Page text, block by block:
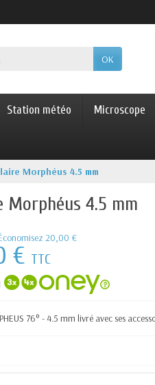
OK
Station météo Microscope
Morphéus 4.5 mm
Morphéus 4.5 mm
20,00 €
€ TTC
76° - 4.5 mm livré avec ses